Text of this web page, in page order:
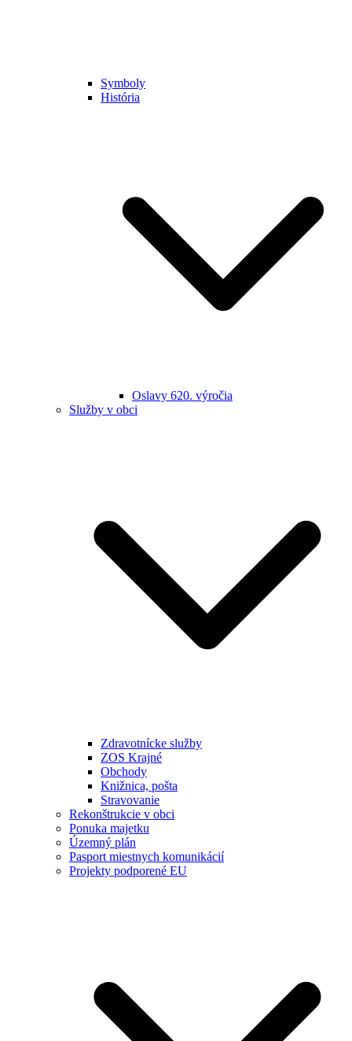
Symboly
História
Oslavy 620. výročia
Služby v obci
Zdravotnícke služby
ZOS Krajné
Obchody
Knižnica, pošta
Stravovanie
Rekonštrukcie v obci
Ponuka majetku
Územný plán
Pasport miestnych komunikácií
Projekty podporené EU